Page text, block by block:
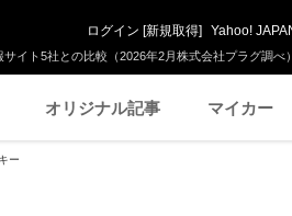
イト5社との比較（2026年2月株式会社プラグ調べ）
ログイン [新規取得] Yahoo!
オリジナル記事 マイカー
ー